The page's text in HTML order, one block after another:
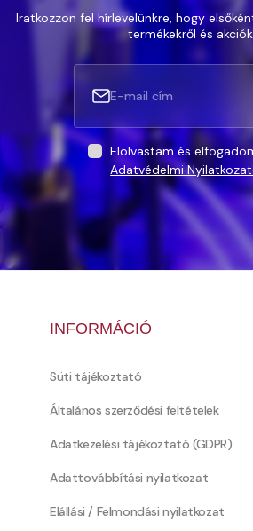
Iratkozzon fel hírlevelünkre, hogy
termékekről és
Elolvastam és
Adatvédelmi
INFORMÁCIÓ
Süti tájékoztató
Általános szerződési feltételek
Adatkezelési tájékoztató (GDPR)
Adattovábbítási nyilatkozat
Elállási / Felmondási nyilatkozat